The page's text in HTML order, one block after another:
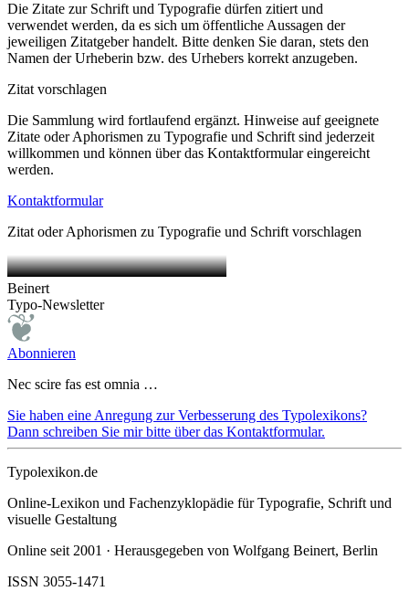
Die Zitate zur Schrift und Typografie dürfen zitiert und
verwendet werden, da es sich um öffentliche Aussagen der
jeweiligen Zitatgeber handelt. Bitte denken Sie daran, stets den
Namen der Urheberin bzw. des Urhebers korrekt anzugeben.
Zitat vorschlagen
Die Sammlung wird fortlaufend ergänzt. Hinweise auf geeignete
Zitate oder Aphorismen zu Typografie und Schrift sind jederzeit
willkommen und können über das Kontaktformular eingereicht
werden.
Kontaktformular
Zitat oder Aphorismen zu Typografie und Schrift vorschlagen
Beinert
Typo-Newsletter
Abonnieren
Nec scire fas est omnia …
Sie haben eine Anregung zur Verbesserung des Typolexikons?
Dann schreiben Sie mir bitte über das Kontaktformular.
Typolexikon.de
Online-Lexikon und Fachenzyklopädie für Typografie, Schrift und
visuelle Gestaltung
Online seit 2001 · Herausgegeben von Wolfgang Beinert, Berlin
ISSN 3055-1471